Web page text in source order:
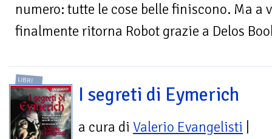
numero: tutte le cose belle finiscono. Ma
finalmente ritorna Robot grazie a Delos
LIBRI
I segreti di Eymerich
a cura di Valerio Evangelisti